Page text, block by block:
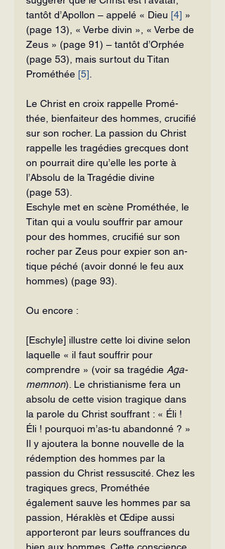
tantôt d’Apollon – appelé « Dieu [4] »
(page 13), « Verbe divin », « Verbe de
Zeus » (page 91) – tantôt d’Orphée
(page 53), mais surtout du Titan
Prométhée [5]
Le Christ en croix rappelle Promé­
thée, bienfaiteur des hommes, crucifié
sur son rocher. La passion du Christ
rappelle les tragédies grecques dont
on pourrait dire qu’elle les porte à
l’Absolu de la Tragédie divine
(page 53).
Eschyle met en scène Prométhée, le
Titan qui a voulu souffrir par amour
pour des hommes, crucifié sur son
rocher par Zeus pour expier son an­
tique péché (avoir donné le feu aux
hommes) (page 93).
Ou encore :
[Eschyle] illustre cette loi divine selon
laquelle « il faut souffrir pour
comprendre » (voir sa tragédie Aga­
memnon). Le christianisme fera un
absolu de cette vision tragique dans
la parole du Christ souffrant : « Éli !
Éli ! pourquoi m’as-tu abandonné ? »
Il y ajoutera la bonne nouvelle de la
ré­demption des hommes par la
passion du Christ ressuscité. Chez les
tra­giques grecs, Prométhée
également sauve les hommes par sa
passion, Hé­raklès et Œdipe aussi
apporteront par leurs souffrances du
bien aux hommes. Cette conscience